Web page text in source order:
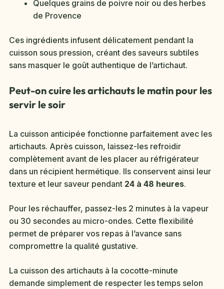
Quelques grains de poivre noir ou des herbes
de Provence
Ces ingrédients infusent délicatement pendant la
cuisson sous pression, créant des saveurs subtiles
sans masquer le goût authentique de l’artichaut.
Peut-on cuire les artichauts le matin pour les
servir le soir
La cuisson anticipée fonctionne parfaitement avec les
artichauts. Après cuisson, laissez-les refroidir
complètement avant de les placer au réfrigérateur
dans un récipient hermétique. Ils conservent ainsi leur
texture et leur saveur pendant 24 à 48 heures.
Pour les réchauffer, passez-les 2 minutes à la vapeur
ou 30 secondes au micro-ondes. Cette flexibilité
permet de préparer vos repas à l’avance sans
compromettre la qualité gustative.
La cuisson des artichauts à la cocotte-minute
demande simplement de respecter les temps selon